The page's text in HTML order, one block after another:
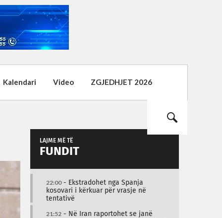
Kalendari Video ZGJEDHJET 2026
LAJME MË TË
FUNDIT
22:00- Ekstradohet nga Spanja
kosovari i kërkuar për vrasje në
tentativë
21:52 - Në Iran raportohet se janë